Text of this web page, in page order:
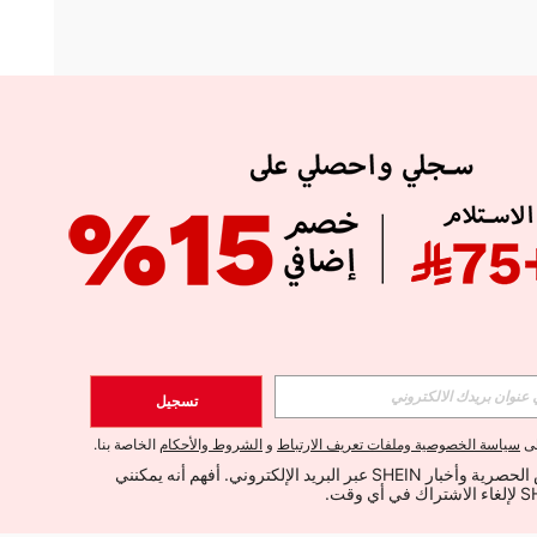
APP
الإشتراك
اشتراك
تسجيل
سياسة الخصوصية وملفات تعريف الارتباط و الشروط والأحكام الخاصة بنا.
أود تلقي العروض الحصرية وأخبار SHEIN عبر البريد الإلكتروني. أفهم أنه يمكنني